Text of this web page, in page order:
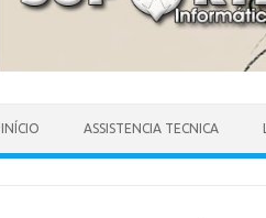
INÍCIO ASSISTENCIA TECNICA